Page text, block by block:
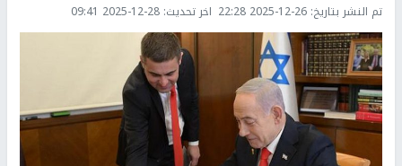
تم النشر بتاريخ: 2025-12-26 22:28 اخر تحديث: 2025-12-28 09:41